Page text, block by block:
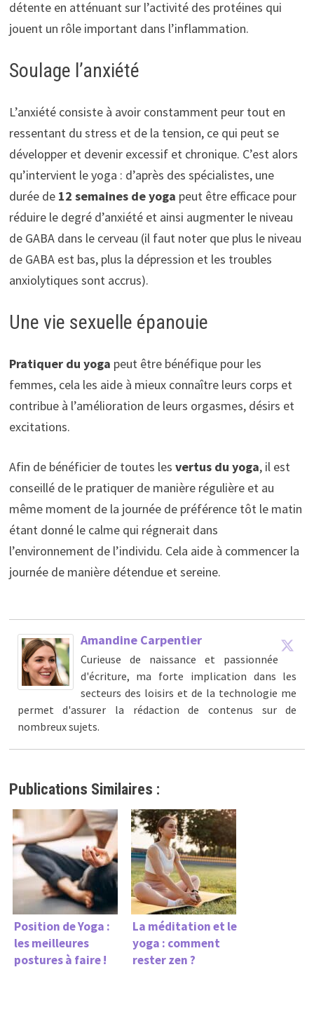
détente en atténuant sur l’activité des protéines qui
jouent un rôle important dans l’inflammation.
Soulage l’anxiété
L’anxiété consiste à avoir constamment peur tout en
ressentant du stress et de la tension, ce qui peut se
développer et devenir excessif et chronique. C’est alors
qu’intervient le yoga : d’après des spécialistes, une
durée de 12 semaines de yoga peut être efficace pour
réduire le degré d’anxiété et ainsi augmenter le niveau
de GABA dans le cerveau (il faut noter que plus le niveau
de GABA est bas, plus la dépression et les troubles
anxiolytiques sont accrus).
Une vie sexuelle épanouie
Pratiquer du yoga peut être bénéfique pour les
femmes, cela les aide à mieux connaître leurs corps et
contribue à l’amélioration de leurs orgasmes, désirs et
excitations.
Afin de bénéficier de toutes les vertus du yoga, il est
conseillé de le pratiquer de manière régulière et au
même moment de la journée de préférence tôt le matin
étant donné le calme qui régnerait dans
l’environnement de l’individu. Cela aide à commencer la
journée de manière détendue et sereine.
Amandine Carpentier
Curieuse de naissance et passionnée
d'écriture, ma forte implication dans les
secteurs des loisirs et de la technologie me
permet d'assurer la rédaction de contenus sur de
nombreux sujets.
Publications Similaires :
Position de Yoga :
les meilleures
postures à faire !
La méditation et le
yoga : comment
rester zen ?